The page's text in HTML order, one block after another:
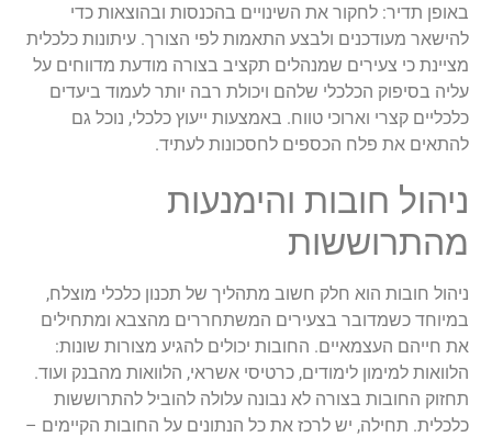
באופן תדיר: לחקור את השינויים בהכנסות ובהוצאות כדי
להישאר מעודכנים ולבצע התאמות לפי הצורך. עיתונות כלכלית
מציינת כי צעירים שמנהלים תקציב בצורה מודעת מדווחים על
עליה בסיפוק הכלכלי שלהם ויכולת רבה יותר לעמוד ביעדים
כלכליים קצרי וארוכי טווח. באמצעות ייעוץ כלכלי, נוכל גם
להתאים את פלח הכספים לחסכונות לעתיד.
ניהול חובות והימנעות
מהתרוששות
ניהול חובות הוא חלק חשוב מתהליך של תכנון כלכלי מוצלח,
במיוחד כשמדובר בצעירים המשתחררים מהצבא ומתחילים
את חייהם העצמאיים. החובות יכולים להגיע מצורות שונות:
הלוואות למימון לימודים, כרטיסי אשראי, הלוואות מהבנק ועוד.
תחזוק החובות בצורה לא נבונה עלולה להוביל להתרוששות
כלכלית. תחילה, יש לרכז את כל הנתונים על החובות הקיימים –